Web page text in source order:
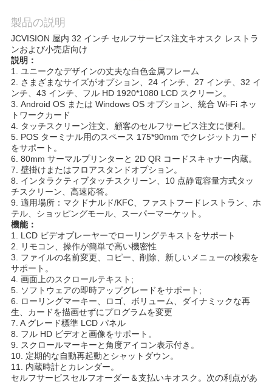
問
い
合
わ
せ
ニ
ュ
ー
ス
事
件
引
金
製品の説明
JCVISION 屋内 32 インチ セルフサービス注文キオスク レストラ
ンおよび小売店向け
説明：
1. ユニークなデザインの丈夫な白色金属フレーム
2. さまざまなサイズがオプション、24 インチ、27 インチ、32 イ
ンチ、43 インチ、フル HD 1920*1080 LCD スクリーン。
3. Android OS または Windows OS オプション、統合 Wi-Fi ネッ
トワークカード
4. タッチスクリーン注文、顧客のセルフサービス注文に便利。
5. POS ターミナル用のスペース 175*90mm でクレジットカード
をサポート。
6. 80mm サーマルプリンターと 2D QR コードスキャナー内蔵。
7. 壁掛けまたはフロアスタンドオプション。
8. インタラクティブタッチスクリーン、10 点静電容量方式タッ
チスクリーン、高速応答。
9. 適用場所：マクドナルド/KFC、ファストフードレストラン、ホ
テル、ショッピングモール、スーパーマーケット。
機能：
1. LCD ビデオプレーヤーでローリングテキストをサポート
2. リモコン、操作が簡単で高い機密性
3. ファイルの名前変更、コピー、削除、新しいメニューの検索を
サポート。
4. 画面上のスクロールテキスト;
5. ソフトウェアの即時アップグレードをサポート;
6. ローリングマーキー、ロゴ、ボリューム、ダイナミックな再
生、カードを描画せずにプログラムを変更
7. A グレード標準 LCD パネル
8. フル HD ビデオと画像をサポート。
9. スクロールマーキーと角度アイコン表示付き。
10. 定期的な自動再起動とシャットダウン。
11. 内蔵時計とカレンダー。
セルフサービスセルフオーダー＆支払いキオスク。次の利点があ